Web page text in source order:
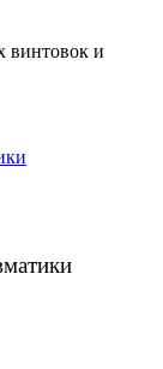
винтовок и